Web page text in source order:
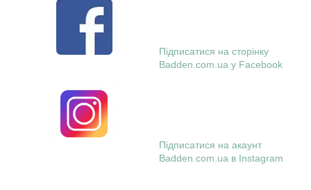
Підписатися на сторінку
Badden.com.ua у Facebook
Підписатися на акаунт
Badden.com.ua в Instagram